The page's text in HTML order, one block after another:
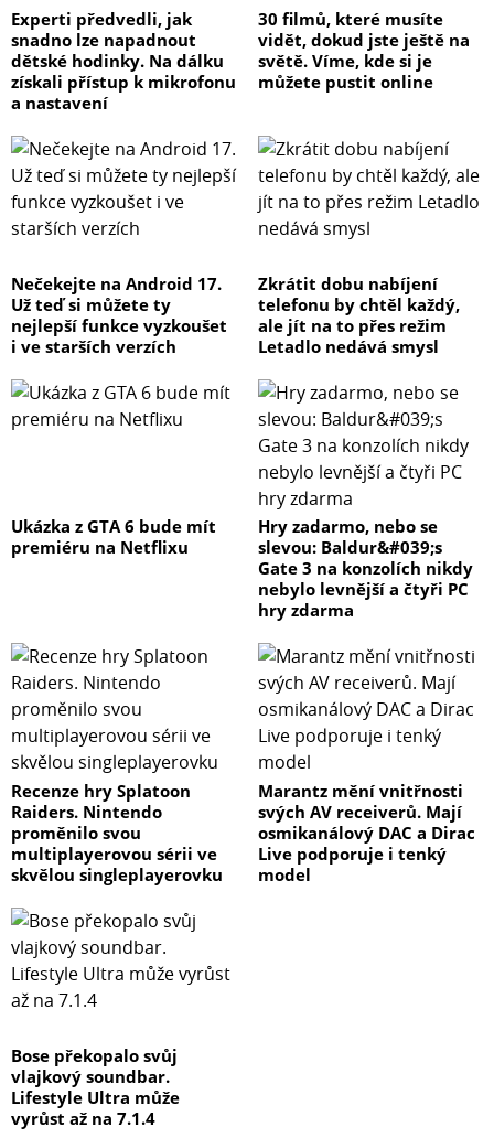
Experti předvedli, jak
snadno lze napadnout
dětské hodinky. Na dálku
získali přístup k mikrofonu
a nastavení
30 filmů, které musíte
vidět, dokud jste ještě na
světě. Víme, kde si je
můžete pustit online
Nečekejte na Android 17.
Už teď si můžete ty
nejlepší funkce vyzkoušet
i ve starších verzích
Zkrátit dobu nabíjení
telefonu by chtěl každý,
ale jít na to přes režim
Letadlo nedává smysl
Ukázka z GTA 6 bude mít
premiéru na Netflixu
Hry zadarmo, nebo se
slevou: Baldur&#039;s
Gate 3 na konzolích nikdy
nebylo levnější a čtyři PC
hry zdarma
Recenze hry Splatoon
Raiders. Nintendo
proměnilo svou
multiplayerovou sérii ve
skvělou singleplayerovku
Marantz mění vnitřnosti
svých AV receiverů. Mají
osmikanálový DAC a Dirac
Live podporuje i tenký
model
Bose překopalo svůj
vlajkový soundbar.
Lifestyle Ultra může
vyrůst až na 7.1.4